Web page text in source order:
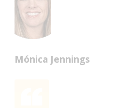
Mónica Jennings